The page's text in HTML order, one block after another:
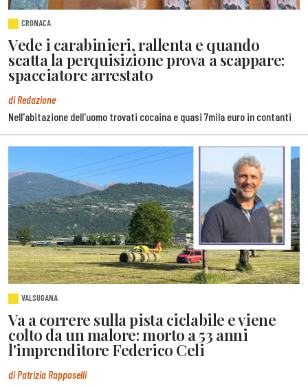
CRONACA
Vede i carabinieri, rallenta e quando
scatta la perquisizione prova a scappare:
spacciatore arrestato
di Redazione
Nell'abitazione dell'uomo trovati cocaina e quasi 7mila euro in contanti
VALSUGANA
Va a correre sulla pista ciclabile e viene
colto da un malore: morto a 53 anni
l'imprenditore Federico Celi
di Patrizia Rapposelli